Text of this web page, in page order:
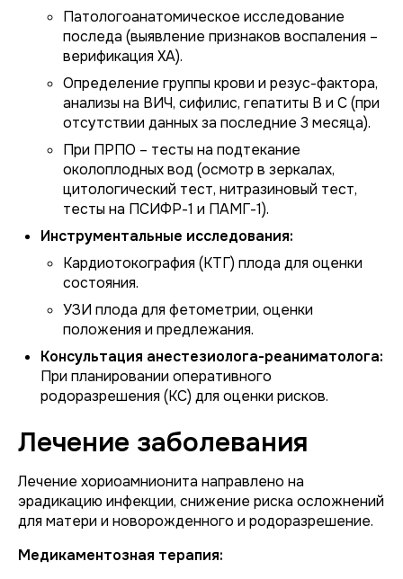
Патологоанатомическое исследование
последа (выявление признаков воспаления –
верификация ХА).
Определение группы крови и резус-фактора,
анализы на ВИЧ, сифилис, гепатиты В и С (при
отсутствии данных за последние 3 месяца).
При ПРПО – тесты на подтекание
околоплодных вод (осмотр в зеркалах,
цитологический тест, нитразиновый тест,
тесты на ПСИФР-1 и ПАМГ-1).
Инструментальные исследования:
Кардиотокография (КТГ) плода для оценки
состояния.
УЗИ плода для фетометрии, оценки
положения и предлежания.
Консультация анестезиолога-реаниматолога:
При планировании оперативного
родоразрешения (КС) для оценки рисков.
Лечение заболевания
Лечение хориоамнионита направлено на
эрадикацию инфекции, снижение риска осложнений
для матери и новорожденного и родоразрешение.
Медикаментозная терапия: